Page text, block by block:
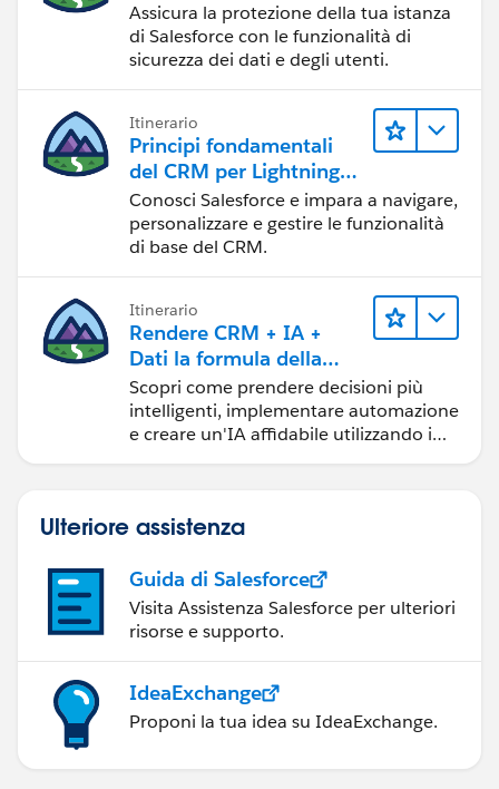
Assicura la protezione della tua istanza
di Salesforce con le funzionalità di
sicurezza dei dati e degli utenti.
Itinerario
Principi fondamentali
del CRM per Lightning
Experience
Conosci Salesforce e impara a navigare,
personalizzare e gestire le funzionalità
di base del CRM.
Itinerario
Rendere CRM + IA +
Dati la formula della
fiducia
Scopri come prendere decisioni più
intelligenti, implementare automazione
e creare un'IA affidabile utilizzando i
prodotti e le tecnologie Salesforce più
Ulteriore assistenza
Guida di Salesforce
Visita Assistenza Salesforce per ulteriori
risorse e supporto.
IdeaExchange
Proponi la tua idea su IdeaExchange.